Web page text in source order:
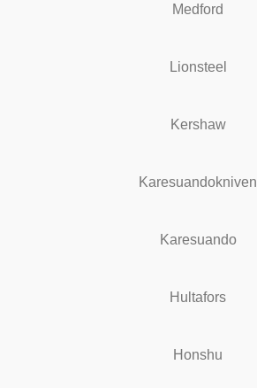
Medford
Lionsteel
Kershaw
Karesuandokniven
Karesuando
Hultafors
Honshu